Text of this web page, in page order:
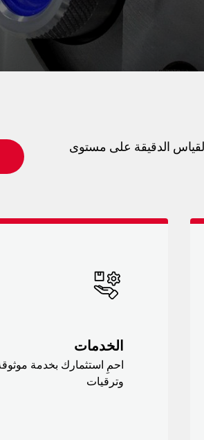
والقياس الدقيقة على مستوى
الخدمات
احمِ استثمارك بخدمة
وترقيات